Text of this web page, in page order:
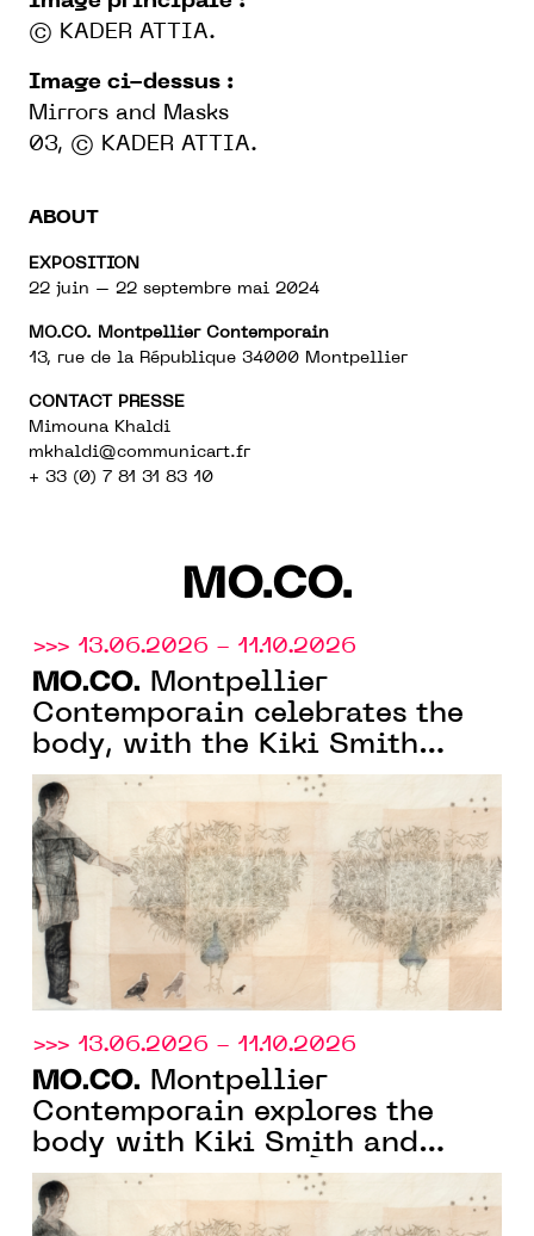
© KADER ATTIA.
Image ci-dessus :
Mirrors and Masks
03, © KADER ATTIA.
ABOUT
EXPOSITION
22 juin – 22 septembre mai 2024
MO.CO. Montpellier Contemporain
13, rue de la République 34000 Montpellier
CONTACT PRESSE
Mimouna Khaldi
mkhaldi@communicart.fr
+ 33 (0) 7 81 31 83 10
MO.CO.
>>> 13.06.2026 - 11.10.2026
MO.CO. Montpellier
Contemporain celebrates the
body, with the Kiki Smith
monograph exhibition and the
group show "À fleur de peau"
>>> 13.06.2026 - 11.10.2026
MO.CO. Montpellier
Contemporain explores the
body with Kiki Smith and
monstrosity with “À fleur de
peau”